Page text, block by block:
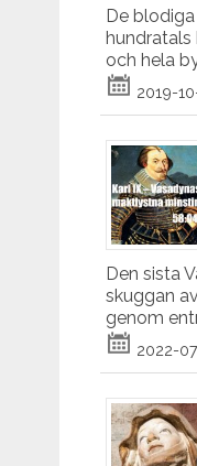
De
hundratals
och hela
2019-
Den sista
skuggan
genom
2022-